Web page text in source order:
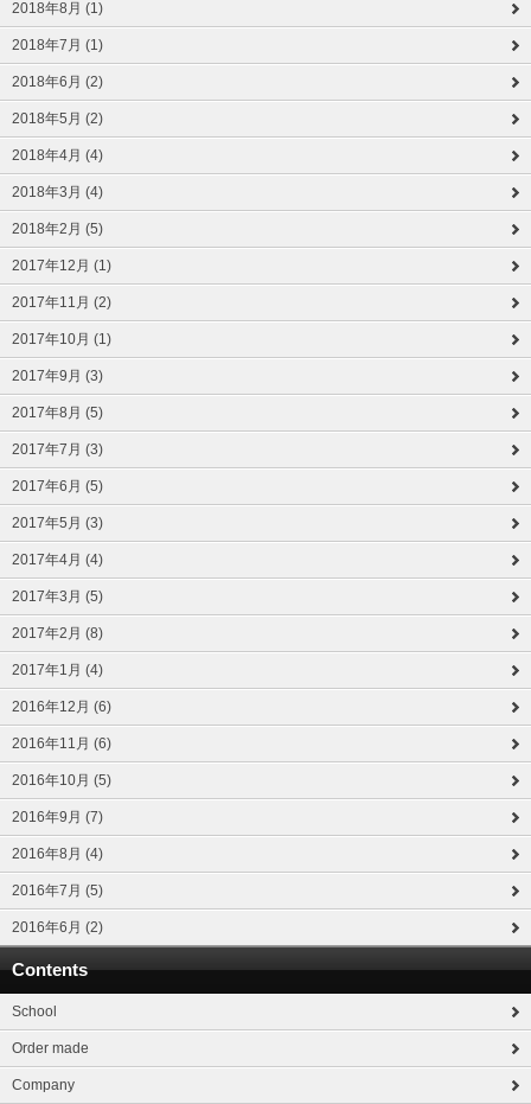
2018年8月 (1)
2018年7月 (1)
2018年6月 (2)
2018年5月 (2)
2018年4月 (4)
2018年3月 (4)
2018年2月 (5)
2017年12月 (1)
2017年11月 (2)
2017年10月 (1)
2017年9月 (3)
2017年8月 (5)
2017年7月 (3)
2017年6月 (5)
2017年5月 (3)
2017年4月 (4)
2017年3月 (5)
2017年2月 (8)
2017年1月 (4)
2016年12月 (6)
2016年11月 (6)
2016年10月 (5)
2016年9月 (7)
2016年8月 (4)
2016年7月 (5)
2016年6月 (2)
Contents
School
Order made
Company